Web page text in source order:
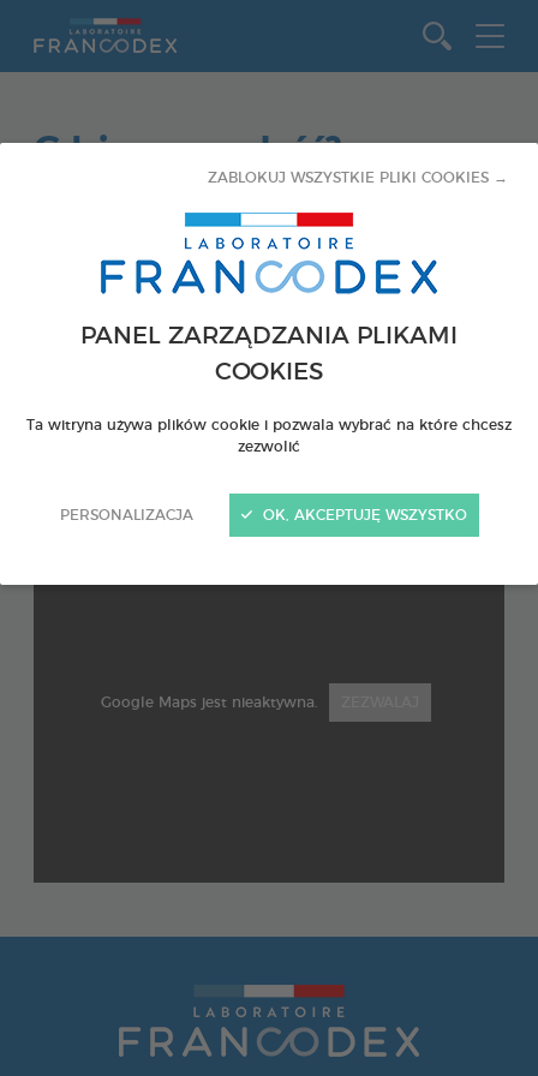
PANEL ZARZĄDZANIA PLIKAMI
COOKIES
Ta witryna używa plików cookie i pozwala wybrać na które chcesz
zezwolić
PERSONALIZACJA
ZABLOKUJ WSZYSTKIE PLIKI COOKIES →
OK, AKCEPTUJĘ WSZYSTKO
Gdzie nas znaleźć?
SKLEPY STACJONARNE ONLINE
Sklepy
stacjonarne
Kod pocztowy
Google Maps jest nieaktywna.